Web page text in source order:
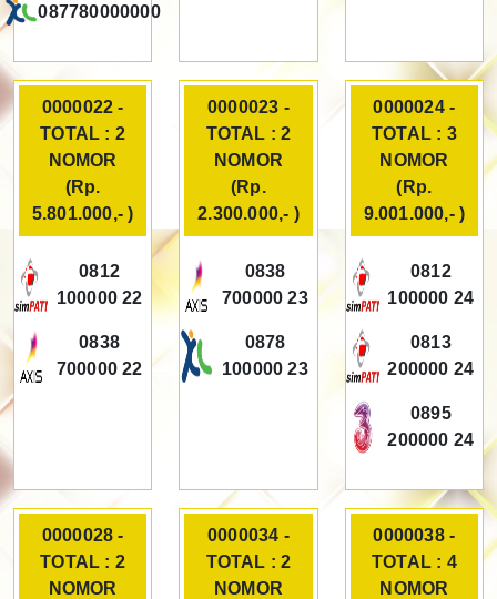
087780000000
0000022 -
TOTAL : 2
NOMOR
(Rp.
5.801.000,- )
0812
100000 22
0838
700000 22
0000023 -
TOTAL : 2
NOMOR
(Rp.
2.300.000,- )
0838
700000 23
0878
100000 23
0000024 -
TOTAL : 3
NOMOR
(Rp.
9.001.000,- )
0812
100000 24
0813
200000 24
0895
200000 24
0000028 -
TOTAL : 2
NOMOR
0000034 -
TOTAL : 2
NOMOR
0000038 -
TOTAL : 4
NOMOR